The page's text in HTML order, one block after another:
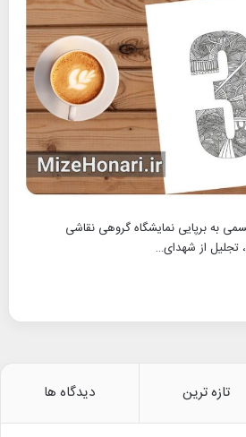
تجسمی به برپایی نمایشگاه گروهی نقاشی
تازه ترین دیدگاه ها